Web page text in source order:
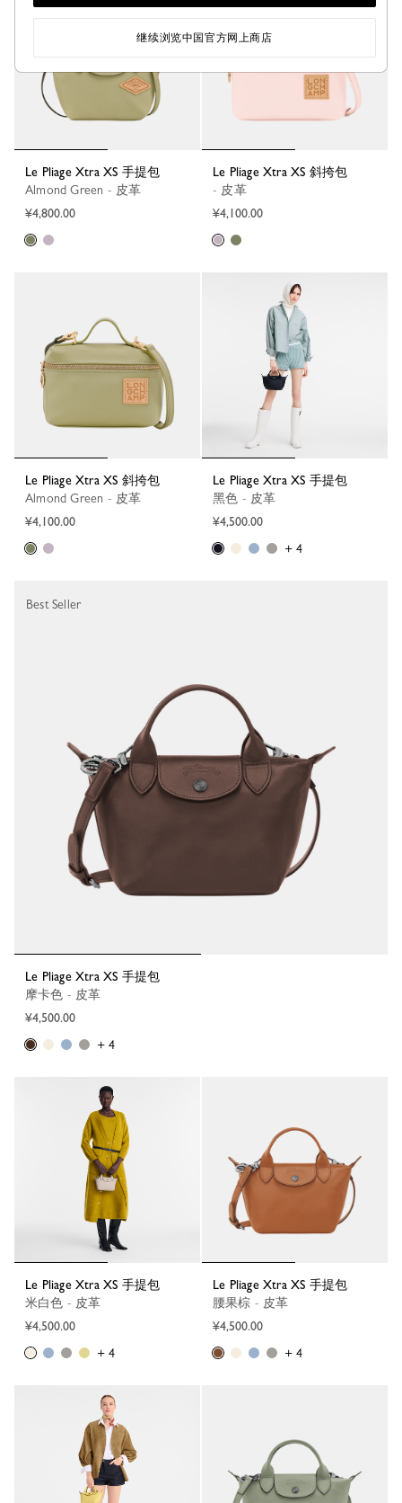
Le Pliage Xtra XS 手提包
Almond Green - 皮革
¥4,800.00
Le Pliage Xtra XS 斜挎包
- 皮革
¥4,100.00
Le Pliage Xtra XS 斜挎包
Almond Green - 皮革
¥4,100.00
Le Pliage Xtra XS 手提包
黑色 - 皮革
¥4,500.00
+ 4
Le Pliage Xtra XS 手提包
摩卡色 - 皮革
¥4,500.00
+ 4
Best Seller
Le Pliage Xtra XS 手提包
米白色 - 皮革
¥4,500.00
+ 4
Le Pliage Xtra XS 手提包
腰果棕 - 皮革
¥4,500.00
+ 4
继续浏览中国官方网上商店